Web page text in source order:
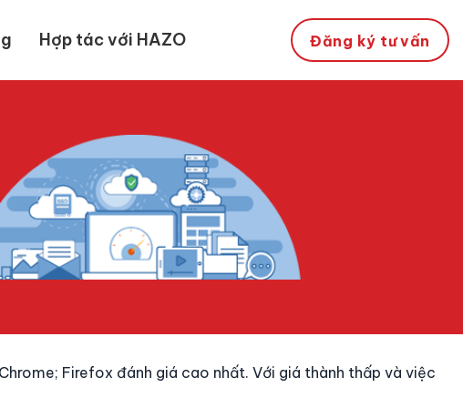
Hợp tác với HAZO Đăng ký tư vấn
Firefox đánh giá cao nhất. Với giá thành thấp và việc